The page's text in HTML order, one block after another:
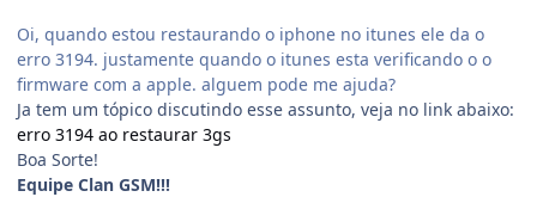
Oi, quando estou restaurando o iphone no itunes ele da o
erro 3194. justamente quando o itunes esta verificando o o
firmware com a apple. alguem pode me ajuda?
Ja tem um tópico discutindo esse assunto, veja no link abaixo:
erro 3194 ao restaurar 3gs
Boa Sorte!
Equipe Clan GSM!!!